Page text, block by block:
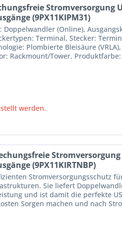
Stromversorgung
(9PX11KIPM31)
Doppelwandler (Online),
Terminal, Stecker:
Plombierte Bleisäure
Rackmount/Tower, Produktfarbe:
werden.
(9PX11KIRTNBP)
Stromversorgungsschutz
Sie liefert
und ist damit die perfekte
Sorgen machen und nach